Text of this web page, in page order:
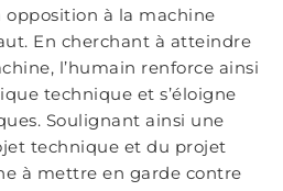
à la machine
En cherchant à atteindre
l’humain renforce ainsi
technique et s’éloigne
Soulignant ainsi une
technique et du projet
à mettre en garde contre